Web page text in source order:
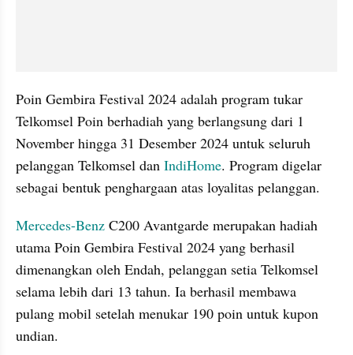
Poin Gembira Festival 2024 adalah program tukar
Telkomsel Poin berhadiah yang berlangsung dari 1
November hingga 31 Desember 2024 untuk seluruh
pelanggan Telkomsel dan IndiHome. Program digelar
sebagai bentuk penghargaan atas loyalitas pelanggan.
Mercedes-Benz C200 Avantgarde merupakan hadiah
utama Poin Gembira Festival 2024 yang berhasil
dimenangkan oleh Endah, pelanggan setia Telkomsel
selama lebih dari 13 tahun. Ia berhasil membawa
pulang mobil setelah menukar 190 poin untuk kupon
undian.